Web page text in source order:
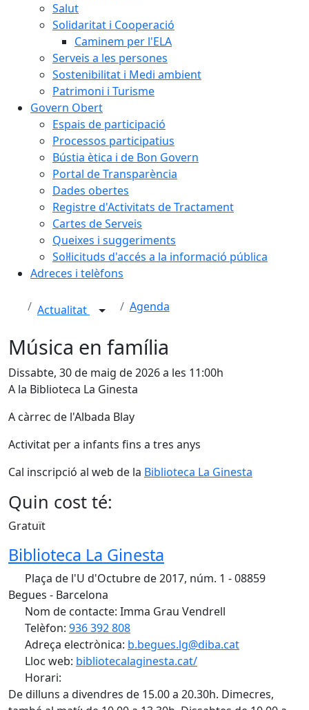
Salut
Solidaritat i Cooperació
Caminem per l'ELA
Serveis a les persones
Sostenibilitat i Medi ambient
Patrimoni i Turisme
Govern Obert
Espais de participació
Processos participatius
Bústia ètica i de Bon Govern
Portal de Transparència
Dades obertes
Registre d'Activitats de Tractament
Cartes de Serveis
Queixes i suggeriments
Sol·licituds d'accés a la informació pública
Adreces i telèfons
Actualitat Agenda
Música en família
Dissabte, 30 de maig de 2026 a les 11:00h
A la Biblioteca La Ginesta
A càrrec de l'Albada Blay
Activitat per a infants fins a tres anys
Cal inscripció al web de la Biblioteca La Ginesta
Quin cost té:
Gratuït
Biblioteca La Ginesta
Plaça de l'U d'Octubre de 2017, núm. 1 - 08859
Begues - Barcelona
Nom de contacte: Imma Grau Vendrell
Telèfon: 936 392 808
Adreça electrònica: b.begues.lg@diba.cat
Lloc web: bibliotecalaginesta.cat/
Horari:
De dilluns a divendres de 15.00 a 20.30h. Dimecres,